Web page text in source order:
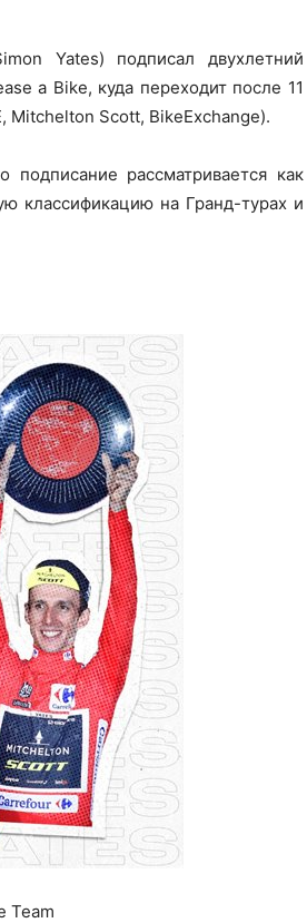
Yates) подписал двухлетний
a Bike, куда переходит после 11
Mitchelton Scott, BikeExchange).
рассматривается как
классификацию на Гранд-турах и
Team